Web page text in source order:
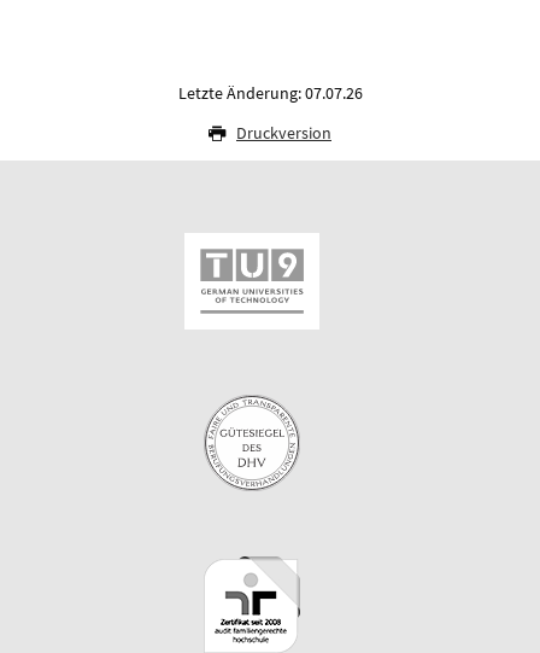
Letzte Änderung: 07.07.26
Druckversion